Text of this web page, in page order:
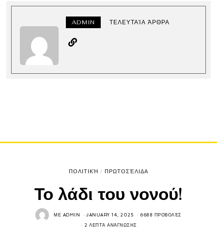
ADMIN ΤΕΛΕΥΤΑΊΑ ΆΡΘΡΑ
ΠΟΛΙΤΙΚΉ / ΠΡΩΤΟΣΈΛΙΔΑ
Το λάδι του νονού!
ΜΕ ADMIN JANUARY 14, 2025 6688 ΠΡΟΒΟΛΈΣ
2 ΛΕΠΤΆ ΑΝΆΓΝΩΣΗΣ